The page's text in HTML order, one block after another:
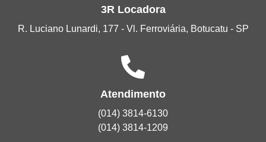
3R Locadora
R. Luciano Lunardi, 177 - Vl. Ferroviária, Botucatu - SP
Atendimento
(014) 3814-6130
(014) 3814-1209